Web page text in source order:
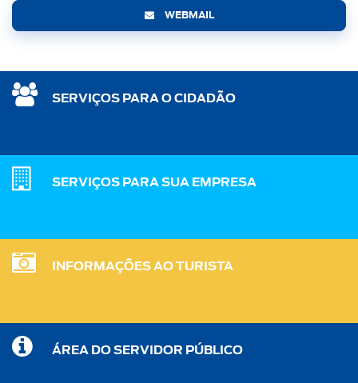
WEBMAIL
SERVIÇOS PARA O CIDADÃO
SERVIÇOS PARA SUA EMPRESA
INFORMAÇÕES AO TURISTA
ÁREA DO SERVIDOR PÚBLICO